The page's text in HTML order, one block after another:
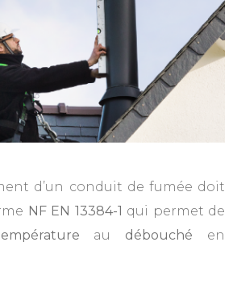
d’un conduit de fumée doit
NF EN 13384-1 qui permet de
au débouché en